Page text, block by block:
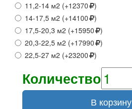
11,2-14 м2 (+12370
)
14-17,5 м2 (+14100
)
17,5-20,3 м2 (+15950
)
20,3-22,5 м2 (+17990
)
22,5-27 м2 (+23200
)
Количество
В корзину